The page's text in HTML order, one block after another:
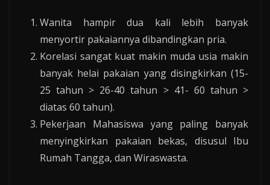
Wanita hampir dua kali lebih banyak
menyortir pakaiannya dibandingkan pria.
Korelasi sangat kuat makin muda usia makin
banyak helai pakaian yang disingkirkan (15-
25 tahun > 26-40 tahun > 41- 60 tahun >
diatas 60 tahun).
Pekerjaan Mahasiswa yang paling banyak
menyingkirkan pakaian bekas, disusul Ibu
Rumah Tangga, dan Wiraswasta.